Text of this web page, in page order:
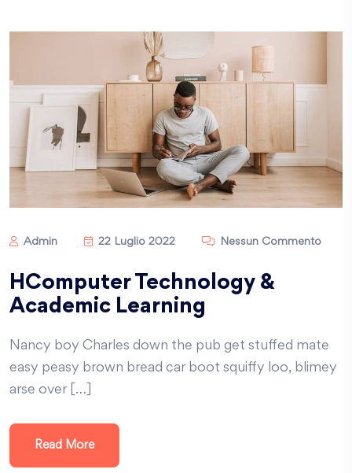
Admin 22 Luglio 2022 Nessun Commento
HComputer Technology &
Academic Learning
Nancy boy Charles down the pub get stuffed mate
easy peasy brown bread car boot squiffy loo, blimey
arse over […]
Read More